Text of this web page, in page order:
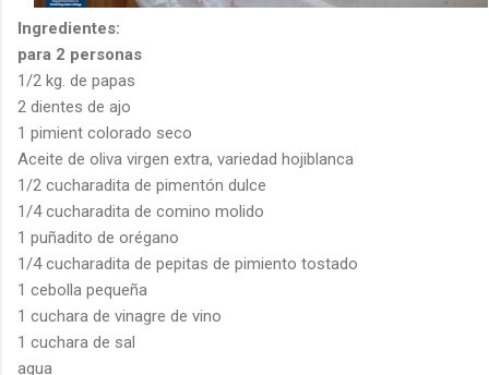
Ingredientes:
para 2 personas
1/2 kg. de papas
2 dientes de ajo
1 pimient colorado seco
Aceite de oliva virgen extra, variedad hojiblanca
1/2 cucharadita de pimentón dulce
1/4 cucharadita de comino molido
1 puñadito de orégano
1/4 cucharadita de pepitas de pimiento tostado
1 cebolla pequeña
1 cuchara de vinagre de vino
1 cuchara de sal
agua